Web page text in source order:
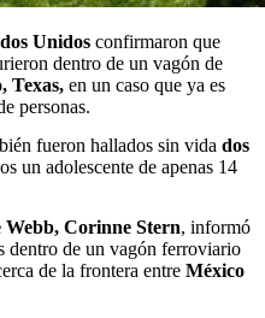
Unidos confirmaron que
dentro de un vagón de
Texas, en un caso que ya es
personas.
fueron hallados sin vida dos
un adolescente de apenas 14
Webb, Corinne Stern, informó
dentro de un vagón ferroviario
de la frontera entre México